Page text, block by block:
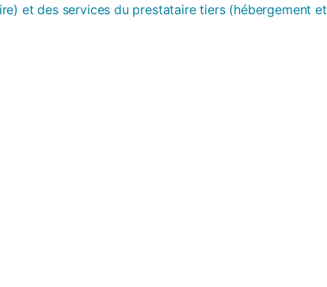
et des services du prestataire tiers (hébergement et